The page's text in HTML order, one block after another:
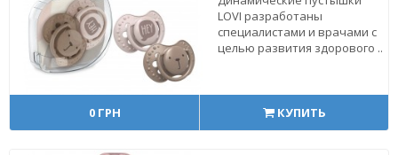
LOVI разработаны
специалистами и врачами с
целью развития здорового ..
0 ГРН КУПИТЬ